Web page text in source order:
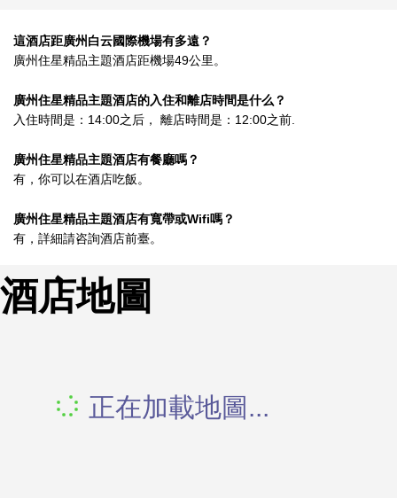
這酒店距廣州白云國際機場有多遠？
廣州住星精品主題酒店距機場49公里。
廣州住星精品主題酒店的入住和離店時間是什么？
入住時間是：14:00之后， 離店時間是：12:00之前.
廣州住星精品主題酒店有餐廳嗎？
有，你可以在酒店吃飯。
廣州住星精品主題酒店有寬帶或Wifi嗎？
有，詳細請咨詢酒店前臺。
酒店地圖
正在加載地圖...